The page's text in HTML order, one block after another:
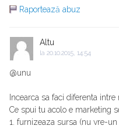
Raportează abuz
Altu
la 20.10.2015, 14:54
@unu
Incearca sa faci diferenta
Ce spui tu acolo e marketing
1. furnizeaza sursa (nu vre-